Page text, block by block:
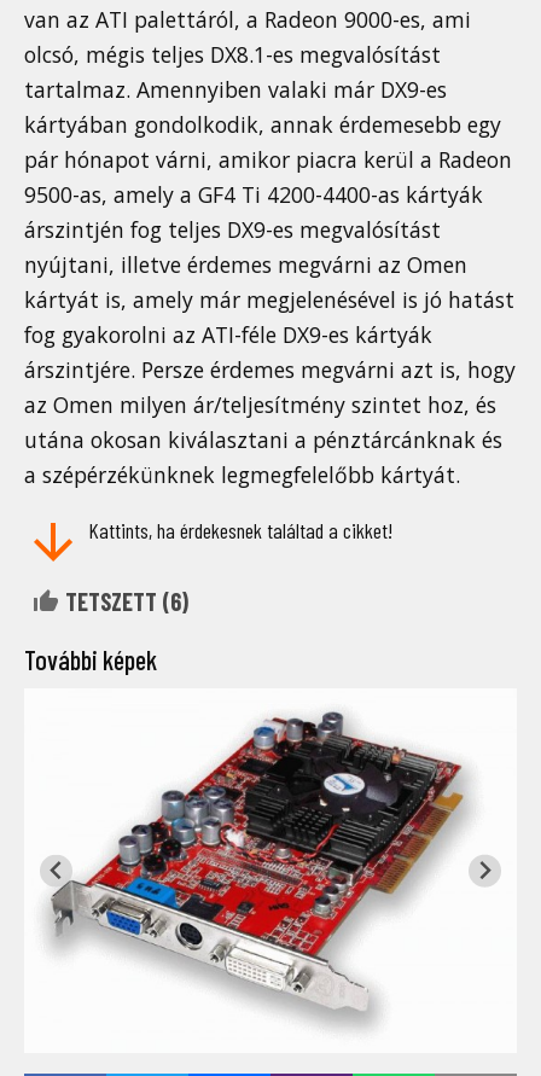
van az ATI palettáról, a Radeon 9000-es, ami
olcsó, mégis teljes DX8.1-es megvalósítást
tartalmaz. Amennyiben valaki már DX9-es
kártyában gondolkodik, annak érdemesebb egy
pár hónapot várni, amikor piacra kerül a Radeon
9500-as, amely a GF4 Ti 4200-4400-as kártyák
árszintjén fog teljes DX9-es megvalósítást
nyújtani, illetve érdemes megvárni az Omen
kártyát is, amely már megjelenésével is jó hatást
fog gyakorolni az ATI-féle DX9-es kártyák
árszintjére. Persze érdemes megvárni azt is, hogy
az Omen milyen ár/teljesítmény szintet hoz, és
utána okosan kiválasztani a pénztárcánknak és
a szépérzékünknek legmegfelelőbb kártyát.
Kattints, ha érdekesnek találtad a cikket!
TETSZETT (6)
További képek